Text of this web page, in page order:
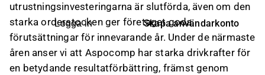
utrustningsinvesteringarna är slutförda, även om den
starka orderstocken ger företaget goda
förutsättningar för innevarande år. Under de närmaste
åren anser vi att Aspocomp har starka drivkrafter för
en betydande resultatförbättring, främst genom
Logga in Skapa användarkonto